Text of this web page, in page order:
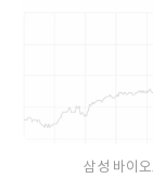
삼성 바이